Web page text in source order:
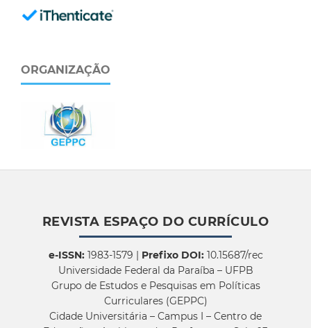
ORGANIZAÇÃO
REVISTA ESPAÇO DO CURRÍCULO
e-ISSN:1983-1579 | Prefixo DOI:10.15687/rec
Universidade Federal da Paraíba – UFPB
Grupo de Estudos e Pesquisas em Políticas
Curriculares (GEPPC)
Cidade Universitária – Campus I – Centro de